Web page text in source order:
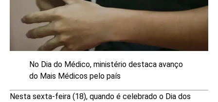
No Dia do Médico, ministério destaca avanço
do Mais Médicos pelo país
Nesta sexta-feira (18), quando é celebrado o Dia dos